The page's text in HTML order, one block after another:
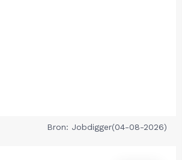
Bron: Jobdigger(04-08-2026)